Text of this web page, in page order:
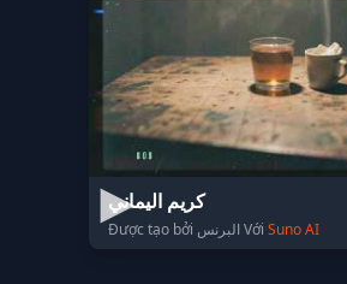
كريم اليماني
Được tạo bởi البرنس Với Suno AI